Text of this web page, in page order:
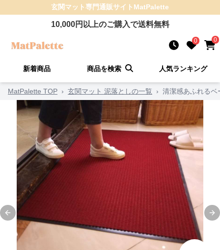
玄関マット専門通販サイト MatPalette
10,000円以上のご購入で送料無料
0 0
新着商品 商品を検索 人気ランキング
MatPalette TOP › 玄関マット 泥落としの一覧 › 清潔感あふれるベ
Previous slide